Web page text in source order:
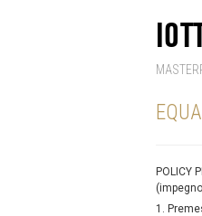
POLICY
1.